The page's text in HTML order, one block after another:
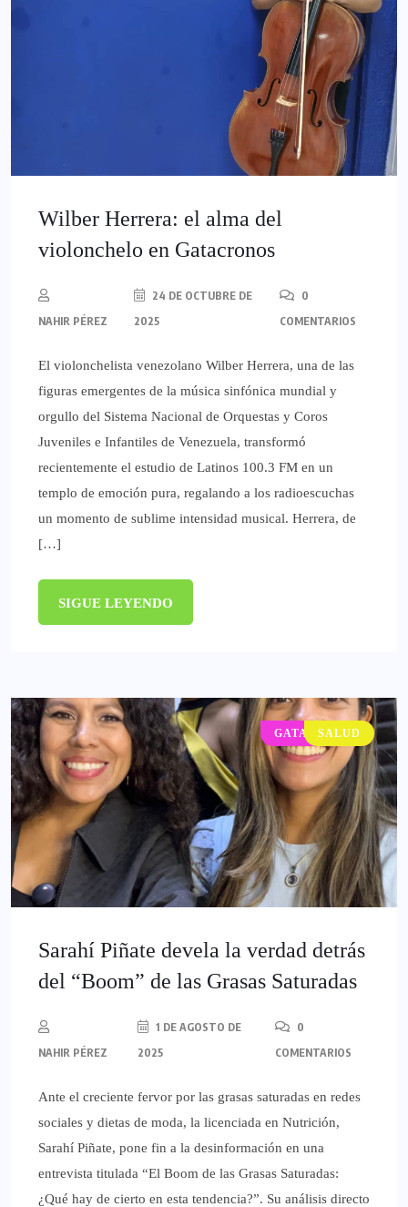
Wilber Herrera: el alma del
violonchelo en Gatacronos
NAHIR PÉREZ
24 DE OCTUBRE DE
2025
0
COMENTARIOS
El violonchelista venezolano Wilber Herrera, una de las
figuras emergentes de la música sinfónica mundial y
orgullo del Sistema Nacional de Orquestas y Coros
Juveniles e Infantiles de Venezuela, transformó
recientemente el estudio de Latinos 100.3 FM en un
templo de emoción pura, regalando a los radioescuchas
un momento de sublime intensidad musical. ​Herrera, de
[…]
SIGUE LEYENDO
GATACRONOS
SALUD
Sarahí Piñate devela la verdad detrás
del “Boom” de las Grasas Saturadas
NAHIR PÉREZ
1 DE AGOSTO DE
2025
0
COMENTARIOS
Ante el creciente fervor por las grasas saturadas en redes
sociales y dietas de moda, la licenciada en Nutrición,
Sarahí Piñate, pone fin a la desinformación en una
entrevista titulada “El Boom de las Grasas Saturadas:
¿Qué hay de cierto en esta tendencia?”. Su análisis directo